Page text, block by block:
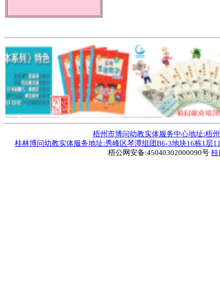
梧州市博问幼教实体服务中心地址:梧
桂林博问幼教实体服务地址:秀峰区琴潭组团B6-3地块16栋1层
梧公网安备:45040302000090号 桂